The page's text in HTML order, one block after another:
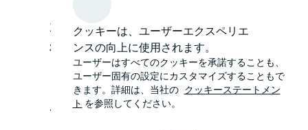
が、日本でも投資リターンを客観的に
示すような指数を整備する必要がある
ろう」（大東）
また、気候変動リスクに対
応する建築物のレジリエン
クッキーは、ユーザーエクスペリエ
ンスの向上に使用されます。
ユーザーはすべてのクッキーを承諾することも、
ユーザー固有の設定にカスタマイズすることもで
きます。詳細は、当社の クッキーステートメン
ト を参照してください。